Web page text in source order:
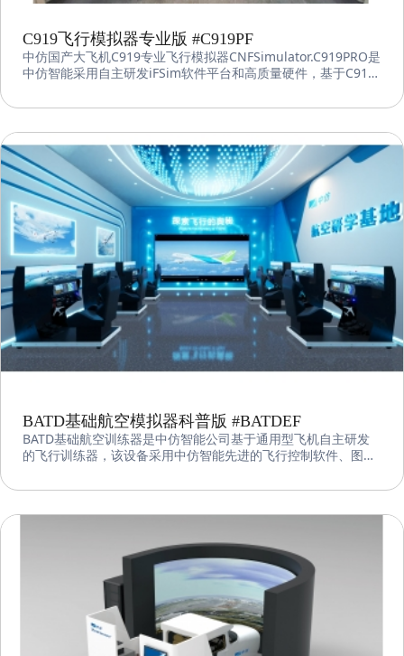
C919飞行模拟器专业版 #C919PF
中仿国产大飞机C919专业飞行模拟器CNFSimulator.C919PRO是
中仿智能采用自主研发iFSim软件平台和高质量硬件，基于C919
训练和教育教学等，可以满足各种使用需求。
BATD基础航空模拟器科普版 #BATDEF
BATD基础航空训练器是中仿智能公司基于通用型飞机自主研发
的飞行训练器，该设备采用中仿智能先进的飞行控制软件、图形
Diamond DA40、Diamond DA42间任意切换，以较低的成本覆